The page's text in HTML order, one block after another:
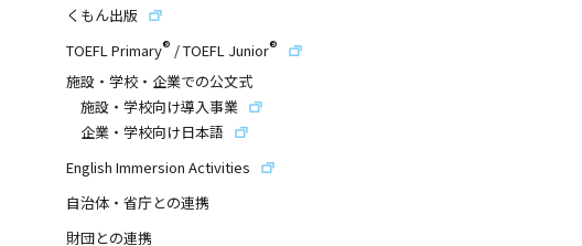
くもん出版
TOEFL Primary® /TOEFL Junior®
施設・学校・企業での公文式
施設・学校向け導入事業
企業・学校向け日本語
English Immersion Activities
自治体・省庁との連携
財団との連携